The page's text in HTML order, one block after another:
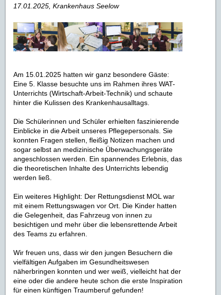
17.01.2025, Krankenhaus Seelow
Am 15.01.2025 hatten wir ganz besondere Gäste:
Eine 5. Klasse besuchte uns im Rahmen ihres WAT-
Unterrichts (Wirtschaft-Arbeit-Technik) und schaute
hinter die Kulissen des Krankenhausalltags.
Die Schülerinnen und Schüler erhielten faszinierende
Einblicke in die Arbeit unseres Pflegepersonals. Sie
konnten Fragen stellen, fleißig Notizen machen und
sogar selbst an medizinische Überwachungsgeräte
angeschlossen werden. Ein spannendes Erlebnis, das
die theoretischen Inhalte des Unterrichts lebendig
werden ließ.
Ein weiteres Highlight: Der Rettungsdienst MOL war
mit einem Rettungswagen vor Ort. Die Kinder hatten
die Gelegenheit, das Fahrzeug von innen zu
besichtigen und mehr über die lebensrettende Arbeit
des Teams zu erfahren.
Wir freuen uns, dass wir den jungen Besuchern die
vielfältigen Aufgaben im Gesundheitswesen
näherbringen konnten und wer weiß, vielleicht hat der
eine oder die andere heute schon die erste Inspiration
für einen künftigen Traumberuf gefunden!